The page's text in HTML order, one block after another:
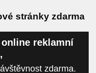
stránky zdarma
reklamní
zdarma.